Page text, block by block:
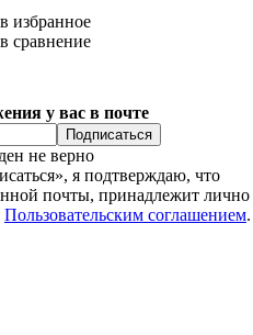
избранное
сравнение
у вас в почте
не верно
я подтверждаю, что
почты, принадлежит лично
Пользовательским соглашением.